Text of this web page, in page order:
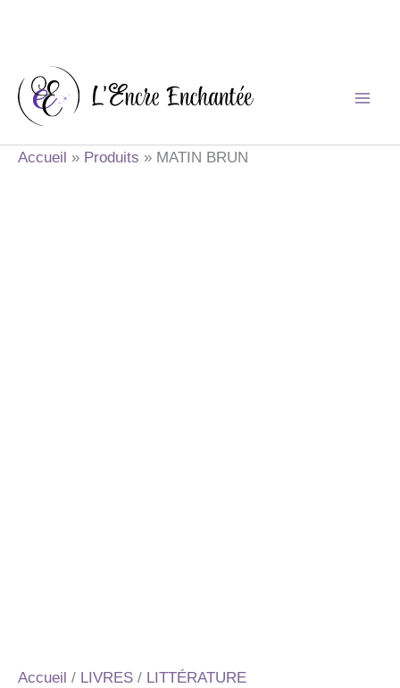
contenu
Accueil Produits MATIN BRUN
Accueil / LIVRES / LITTÉRATURE